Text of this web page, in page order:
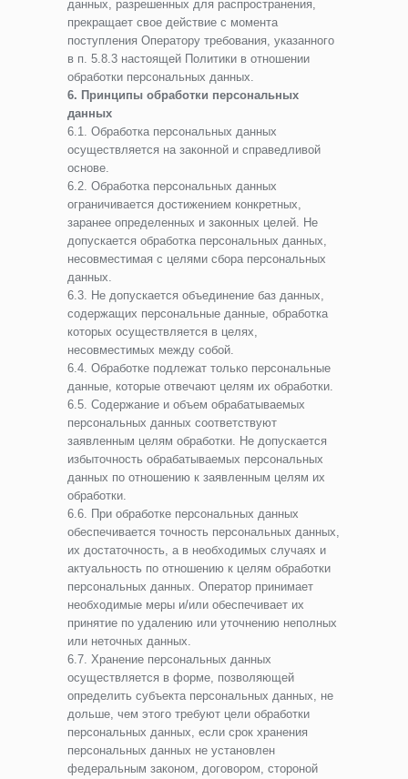
данных, разрешенных для распространения,
прекращает свое действие с момента
поступления Оператору требования, указанного
в п. 5.8.3 настоящей Политики в отношении
обработки персональных данных.
6. Принципы обработки персональных
данных
6.1. Обработка персональных данных
осуществляется на законной и справедливой
основе.
6.2. Обработка персональных данных
ограничивается достижением конкретных,
заранее определенных и законных целей. Не
допускается обработка персональных данных,
несовместимая с целями сбора персональных
данных.
6.3. Не допускается объединение баз данных,
содержащих персональные данные, обработка
которых осуществляется в целях,
несовместимых между собой.
6.4. Обработке подлежат только персональные
данные, которые отвечают целям их обработки.
6.5. Содержание и объем обрабатываемых
персональных данных соответствуют
заявленным целям обработки. Не допускается
избыточность обрабатываемых персональных
данных по отношению к заявленным целям их
обработки.
6.6. При обработке персональных данных
обеспечивается точность персональных данных,
их достаточность, а в необходимых случаях и
актуальность по отношению к целям обработки
персональных данных. Оператор принимает
необходимые меры и/или обеспечивает их
принятие по удалению или уточнению неполных
или неточных данных.
6.7. Хранение персональных данных
осуществляется в форме, позволяющей
определить субъекта персональных данных, не
дольше, чем этого требуют цели обработки
персональных данных, если срок хранения
персональных данных не установлен
федеральным законом, договором, стороной